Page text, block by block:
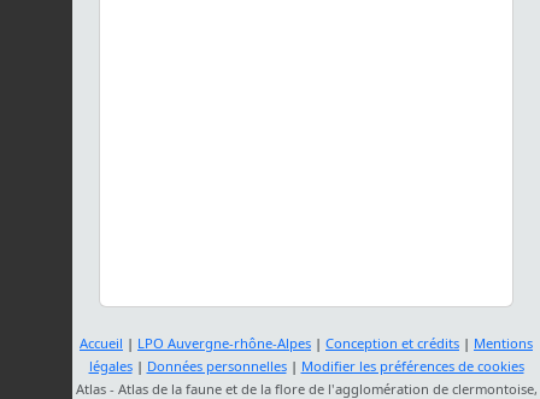
Accueil | LPO Auvergne-rhône-Alpes | Conception et crédits | Mentions
légales| Données personnelles| Modifier les préférences de cookies
Atlas - Atlas de la faune et de la flore de l'agglomération de clermontoise,